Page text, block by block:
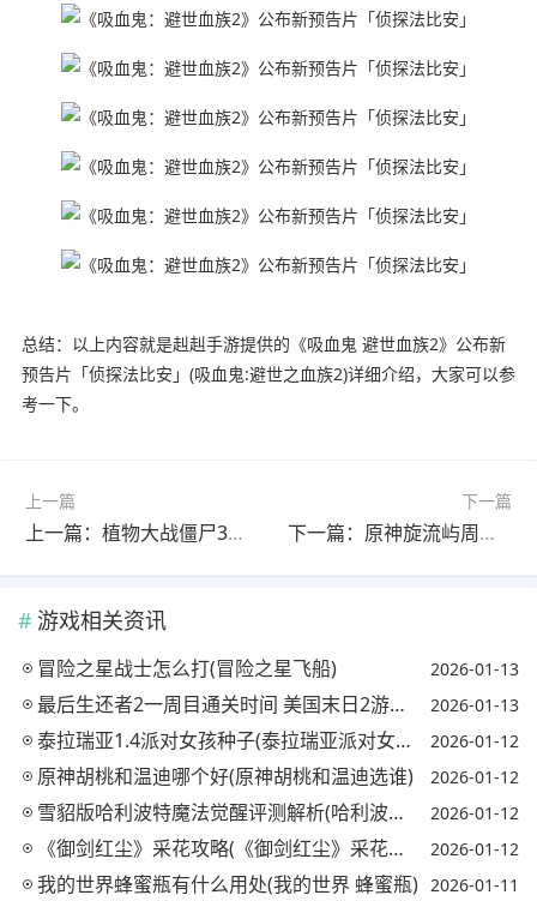
总结：以上内容就是赳赳手游提供的《吸血鬼 避世血族2》公布新
预告片「侦探法比安」(吸血鬼:避世之血族2)详细介绍，大家可以参
考一下。
上一篇
上一篇：植物大战僵尸3国服9月26日上线，全新元素进化与老友回归(2021植物大战僵尸3)
下一篇
下一篇：原神旋流屿周游壶灵阿嘟在哪里在哪(原神周游壶灵的名字是什么)
游戏相关资讯
冒险之星战士怎么打(冒险之星飞船) 2026-01-13
最后生还者2一周目通关时间 美国末日2游戏时长是多少(最后生还者2一周目多久) 2026-01-13
泰拉瑞亚1.4派对女孩种子(泰拉瑞亚派对女孩原型) 2026-01-12
原神胡桃和温迪哪个好(原神胡桃和温迪选谁) 2026-01-12
雪貂版哈利波特魔法觉醒评测解析(哈利波特魔法觉醒雪球) 2026-01-12
《御剑红尘》采花攻略(《御剑红尘》采花攻略视频) 2026-01-12
我的世界蜂蜜瓶有什么用处(我的世界 蜂蜜瓶) 2026-01-11